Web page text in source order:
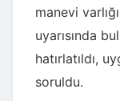
manevi
uyarısında
hatırlatıldı,
soruldu.